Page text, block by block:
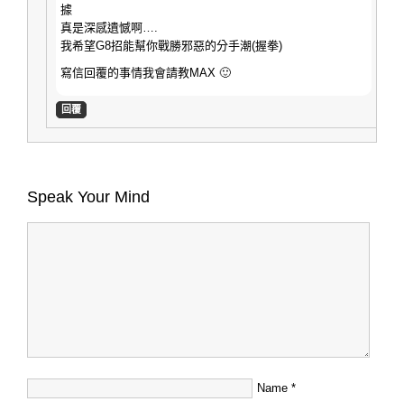
據
真是深感遺憾啊….
我希望G8招能幫你戰勝邪惡的分手潮(握拳)
寫信回覆的事情我會請教MAX 🙂
回覆
Speak Your Mind
Name *